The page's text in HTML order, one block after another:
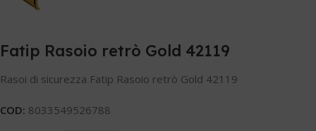
Fatip Rasoio retrò Gold 42119
Rasoi di sicurezza Fatip Rasoio retrò Gold 42119
COD: 8033549526788